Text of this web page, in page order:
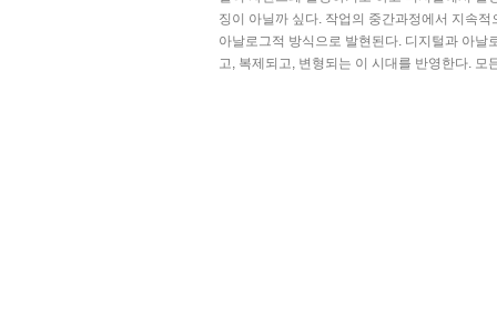
징이 아닐까 싶다. 작업의 중간과정에서 지속
아날로그적 방식으로 발현된다. 디지털과 아
고, 복제되고, 변형되는 이 시대를 반영한다.